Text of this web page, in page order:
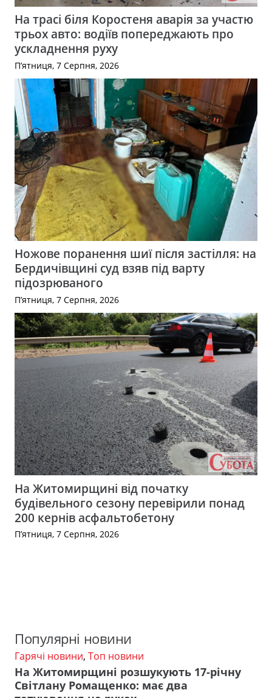
На трасі біля Коростеня аварія за участю
трьох авто: водіїв попереджають про
ускладнення руху
П’ятниця, 7 Серпня, 2026
Ножове поранення шиї після застілля: на
Бердичівщині суд взяв під варту
підозрюваного
П’ятниця, 7 Серпня, 2026
На Житомирщині від початку
будівельного сезону перевірили понад
200 кернів асфальтобетону
П’ятниця, 7 Серпня, 2026
Популярні новини
Гарячі новини, Топ новини
На Житомирщині розшукують 17-річну
Світлану Ромащенко: має два